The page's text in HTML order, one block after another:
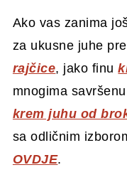
Ako vas zanima
za ukusne juhe
rajčice, jako finu
mnogima
krem juhu od
sa odličnim
OVDJE.